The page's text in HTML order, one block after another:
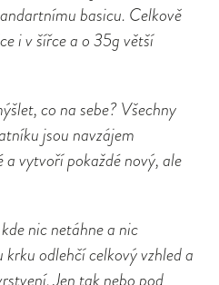
basicu. Celkově
i v šířce a o 35g větší
co na sebe? Všechny
jsou navzájem
vytvoří pokaždé nový, ale
nic netáhne a nic
odlehčí celkový vzhled a
Jen tak nebo pod